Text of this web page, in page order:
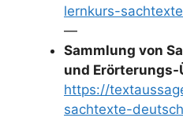
lernkurs-sachtexte
—
Sammlung von
und Erörterungs-
https://
sachtexte-